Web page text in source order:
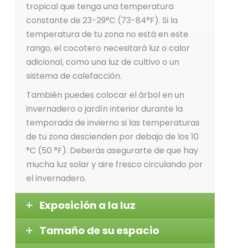
tropical que tenga una temperatura
constante de 23-29°C (73-84°F). Si la
temperatura de tu zona no está en este
rango, el cocotero necesitará luz o calor
adicional, como una luz de cultivo o un
sistema de calefacción.
También puedes colocar el árbol en un
invernadero o jardín interior durante la
temporada de invierno si las temperaturas
de tu zona descienden por debajo de los 10
°C (50 °F). Deberás asegurarte de que hay
mucha luz solar y aire fresco circulando por
el invernadero.
Exposición a la luz
Tamaño de su espacio